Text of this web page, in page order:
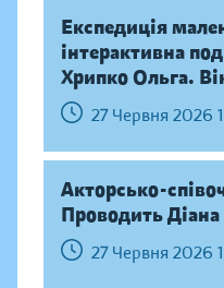
Експедиція
інтерактивна
Хрипко Ольга.
27 Червня 2026
Акторсько-
Проводить
27 Червня 2026